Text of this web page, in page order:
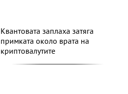
Квантовата заплаха затяга
примката около врата на
криптовалутите